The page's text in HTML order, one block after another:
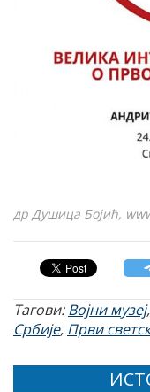
др Душица Бојић,
Тагови:Војни музеј,
Србије, Први